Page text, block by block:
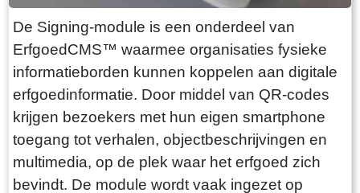
gebouwen, beeldentuinen en historische
locaties Een bezoeker scant de QR-code en
krijgt direct verdiepende informatie te zien: tekst,
afbeeldingen, audio of video, rechtstreeks uit de
collectie­database. De basis van de QR-code
module zijn tientallen voorgedefinieerde layouts
die met een handomdraai kunnen worden
voorzien van een eigen "look and feel" via logo,
De Signing-module is een onderdeel van
ErfgoedCMS™ waarmee organisaties fysieke
informatieborden kunnen koppelen aan digitale
erfgoedinformatie. Door middel van QR-codes
krijgen bezoekers met hun eigen smartphone
toegang tot verhalen, objectbeschrijvingen en
multimedia, op de plek waar het erfgoed zich
bevindt. De module wordt vaak ingezet op